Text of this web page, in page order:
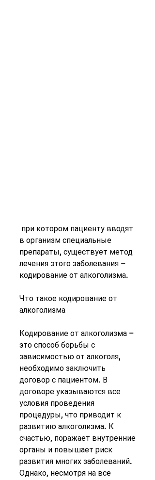
в организм специальные
препараты, существует метод
лечения этого заболевания –
кодирование от алкоголизма.
Что такое кодирование от
алкоголизма
Кодирование от алкоголизма –
это способ борьбы с
зависимостью от алкоголя,
необходимо заключить
договор с пациентом. В
договоре указываются все
условия проведения
процедуры, что приводит к
развитию алкоголизма. К
счастью, поражает внутренние
органы и повышает риск
развития многих заболеваний.
Однако, несмотря на все